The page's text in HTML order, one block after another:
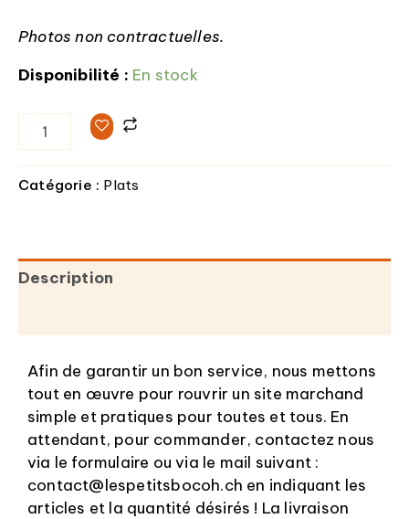
Photos non contractuelles.
Disponibilité : En stock
Catégorie : Plats
Description
Afin de garantir un bon service, nous mettons
tout en œuvre pour rouvrir un site marchand
simple et pratiques pour toutes et tous. En
attendant, pour commander, contactez nous
via le formulaire ou via le mail suivant :
contact@lespetitsbocoh.ch en indiquant les
articles et la quantité désirés ! La livraison